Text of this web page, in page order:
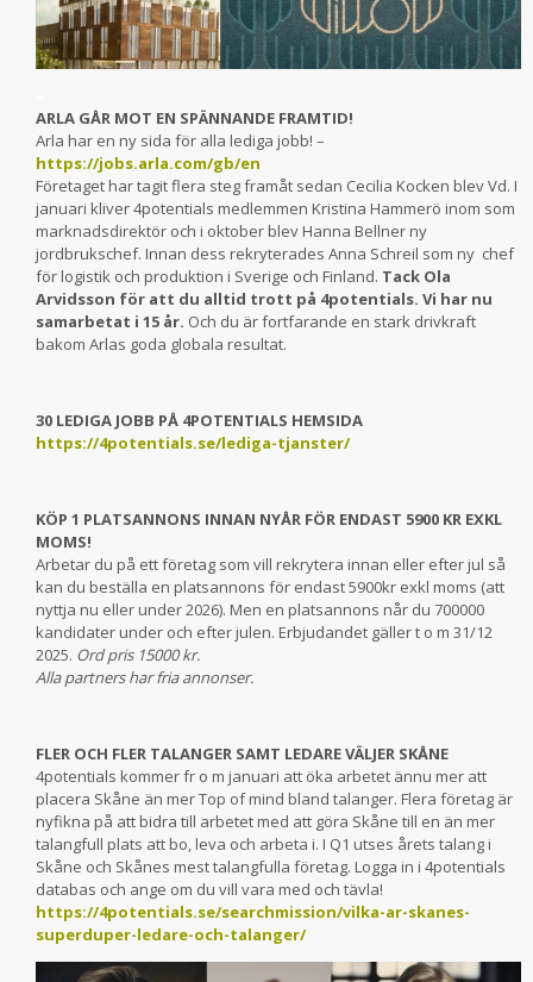
ARLA GÅR MOT EN SPÄNNANDE FRAMTID!
Arla har en ny sida för alla lediga jobb! –
https://jobs.arla.com/gb/en
Företaget har tagit flera steg framåt sedan Cecilia Kocken blev Vd. I
januari kliver 4potentials medlemmen Kristina Hammerö inom som
marknadsdirektör och i oktober blev Hanna Bellner ny
jordbrukschef. Innan dess rekryterades Anna Schreil som ny chef
för logistik och produktion i Sverige och Finland. Tack Ola
Arvidsson för att du alltid trott på 4potentials. Vi har nu
samarbetat i 15 år. Och du är fortfarande en stark drivkraft
bakom Arlas goda globala resultat.
30 LEDIGA JOBB PÅ 4POTENTIALS HEMSIDA
https://4potentials.se/lediga-tjanster/
KÖP 1 PLATSANNONS INNAN NYÅR FÖR ENDAST 5900 KR EXKL
MOMS!
Arbetar du på ett företag som vill rekrytera innan eller efter jul så
kan du beställa en platsannons för endast 5900kr exkl moms (att
nyttja nu eller under 2026). Men en platsannons når du 700000
kandidater under och efter julen. Erbjudandet gäller t o m 31/12
2025. Ord pris 15000 kr.
Alla partners har fria annonser.
FLER OCH FLER TALANGER SAMT LEDARE VÄLJER SKÅNE
4potentials kommer fr o m januari att öka arbetet ännu mer att
placera Skåne än mer Top of mind bland talanger. Flera företag är
nyfikna på att bidra till arbetet med att göra Skåne till en än mer
talangfull plats att bo, leva och arbeta i. I Q1 utses årets talang i
Skåne och Skånes mest talangfulla företag. Logga in i 4potentials
databas och ange om du vill vara med och tävla!
https://4potentials.se/searchmission/vilka-ar-skanes-
superduper-ledare-och-talanger/